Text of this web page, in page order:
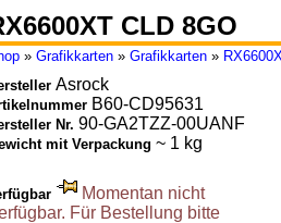
CLD 8GO
» Grafikkarten » Grafikkarten »
Asrock
B60-CD95631
Nr. 90-GA2TZZ-00UANF
mit Verpackung ~ 1 kg
Momentan nicht
Für Bestellung bitte